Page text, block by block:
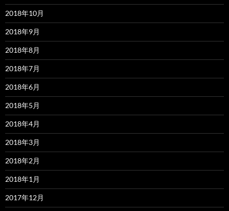
2018年10月
2018年9月
2018年8月
2018年7月
2018年6月
2018年5月
2018年4月
2018年3月
2018年2月
2018年1月
2017年12月